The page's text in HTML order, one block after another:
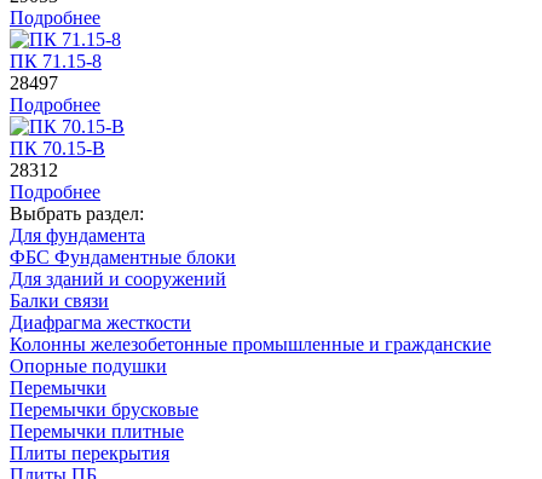
Подробнее
ПК 71.15-8
28497
Подробнее
ПК 70.15-B
28312
Подробнее
Выбрать раздел:
Для фундамента
ФБС Фундаментные блоки
Для зданий и сооружений
Балки связи
Диафрагма жесткости
Колонны железобетонные промышленные и гражданские
Опорные подушки
Перемычки
Перемычки брусковые
Перемычки плитные
Плиты перекрытия
Плиты ПБ